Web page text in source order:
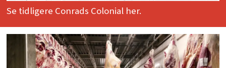
Se tidligere Conrads Colonial her.